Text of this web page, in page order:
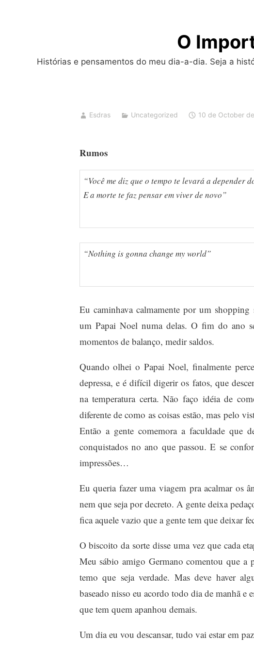
O
Histórias e pensamentos do meu dia-a-dia. Seja a
Esdras Uncategorized 10 de October
Rumos
“Você me diz que o tempo te levará a depender
E a morte te faz pensar em viver de novo”
“Nothing is gonna change my world”
Eu caminhava calmamente por um
um Papai Noel numa delas. O fim do ano
momentos de balanço, medir saldos.
Quando olhei o Papai Noel, finalmente
depressa, e é difícil digerir os fatos, que
na temperatura certa. Não faço idéia de
diferente de como as coisas estão, mas pelo
Então a gente comemora a faculdade que
conquistados no ano que passou. E se
impressões…
Eu queria fazer uma viagem pra acalmar os
nem que seja por decreto. A gente deixa
fica aquele vazio que a gente tem que deixar
O biscoito da sorte disse uma vez que cada
Meu sábio amigo Germano comentou que
temo que seja verdade. Mas deve haver
baseado nisso eu acordo todo dia de manhã e
que tem quem apanhou demais.
Um dia eu vou descansar, tudo vai estar em